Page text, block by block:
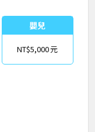
嬰兒
NT$5,000